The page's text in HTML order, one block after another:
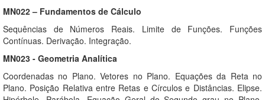
MN022 – Fundamentos de Cálculo
Sequências de Números Reais. Limite de Funções. Funções
Contínuas. Derivação. Integração.
MN023 - Geometria Analítica
Coordenadas no Plano. Vetores no Plano. Equações da Reta no
Plano. Posição Relativa entre Retas e Círculos e Distâncias. Elipse.